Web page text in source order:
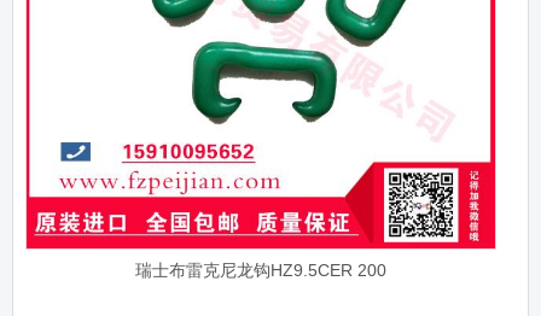
瑞士布雷克尼龙钩HZ9.5CER 200